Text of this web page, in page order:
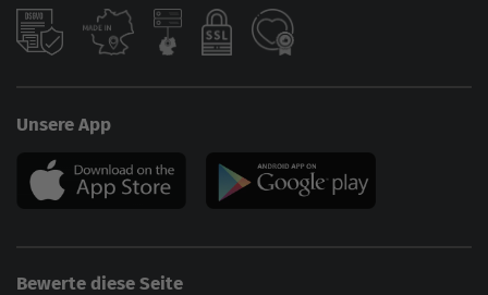
Unsere App
Bewerte diese Seite